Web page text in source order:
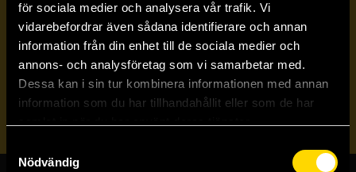
för sociala medier och analysera vår trafik. Vi
vidarebefordrar även sådana identifierare och annan
information från din enhet till de sociala medier och
annons- och analysföretag som vi samarbetar med.
Dessa kan i sin tur kombinera informationen med annan
information som du har tillhandahållit eller som de har
Nödvändig
Prenumerera på vårt nyhetsbrev
Veckobrevet
Skicka